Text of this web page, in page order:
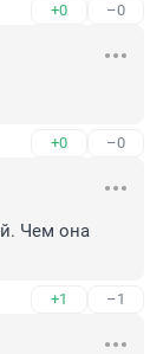
+0 –0
+0 –0
Чем она
+1 –1